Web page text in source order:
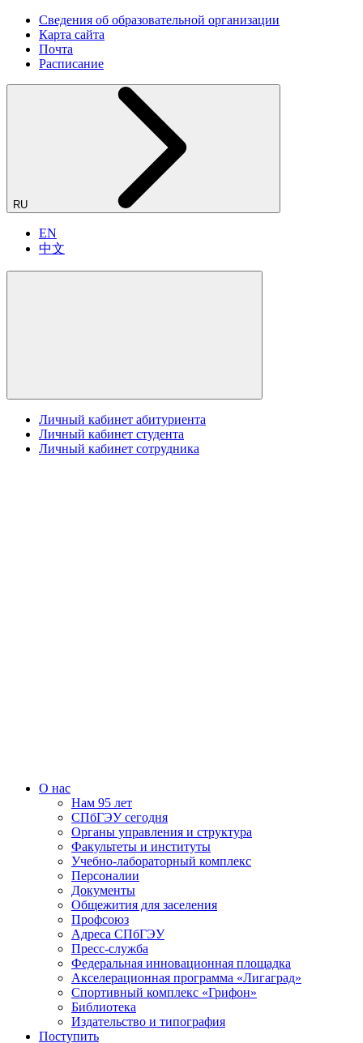
Сведения об образовательной организации
Карта сайта
Почта
Расписание
RU
EN
中文
Личный кабинет абитуриента
Личный кабинет студента
Личный кабинет сотрудника
О нас
Нам 95 лет
СПбГЭУ сегодня
Органы управления и структура
Факультеты и институты
Учебно-лабораторный комплекс
Персоналии
Документы
Общежития для заселения
Профсоюз
Адреса СПбГЭУ
Пресс-служба
Федеральная инновационная площадка
Акселерационная программа «Лигаград»­­
Спортивный комплекс «Грифон»
Библиотека
Издательство и типография
Поступить